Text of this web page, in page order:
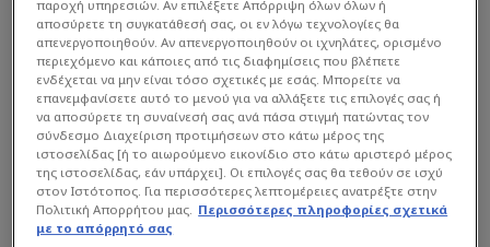
77' Απόκρουση Χάιντενχαϊμ
77'
Σούτ εντός εστίας Κολωνία
Μπάτλερ, Μάριους
76'
Αλλαγή Χάιντενχαϊμ
Τραορέ, Ομάρ
Στεργίου, Λεωνίδας
παροχή υπηρεσιών. Αν επιλέξετε Απόρριψη όλων όλων ή
αποσύρετε τη συγκατάθεσή σας, οι εν λόγω τεχνολογίες θα
απενεργοποιηθούν. Αν απενεργοποιηθούν οι ιχνηλάτες, ορισμένο
περιεχόμενο και κάποιες από τις διαφημίσεις που βλέπετε
ενδέχεται να μην είναι τόσο σχετικές με εσάς. Μπορείτε να
επανεμφανίσετε αυτό το μενού για να αλλάξετε τις επιλογές σας ή
να αποσύρετε τη συναίνεσή σας ανά πάσα στιγμή πατώντας τον
σύνδεσμο Διαχείριση προτιμήσεων στο κάτω μέρος της
ιστοσελίδας [ή το αιωρούμενο εικονίδιο στο κάτω αριστερό μέρος
της ιστοσελίδας, εάν υπάρχει]. Οι επιλογές σας θα τεθούν σε ισχύ
στον Ιστότοπος. Για περισσότερες λεπτομέρειες ανατρέξτε στην
Πολιτική Απορρήτου μας. Περισσότερες πληροφορίες σχετικά
με το απόρρητό σας